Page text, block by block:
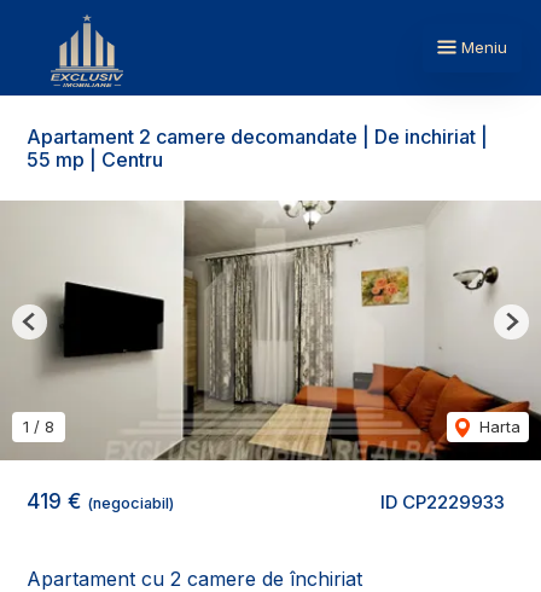
Meniu
Apartament 2 camere decomandate | De inchiriat |
55 mp | Centru
ID CP2229933
419 € (negociabil)
Apartament cu 2 camere de închiriat
1 / 8 Harta
Previous